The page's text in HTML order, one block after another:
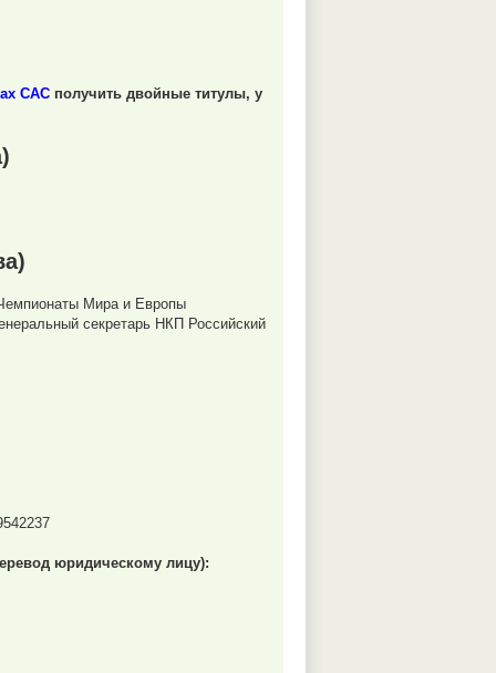
САС получить двойные титулы, у
Мира и Европы
секретарь НКП Российский
юридическому лицу):